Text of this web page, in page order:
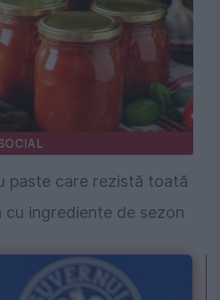
paste care rezistă toată
cu ingrediente de sezon